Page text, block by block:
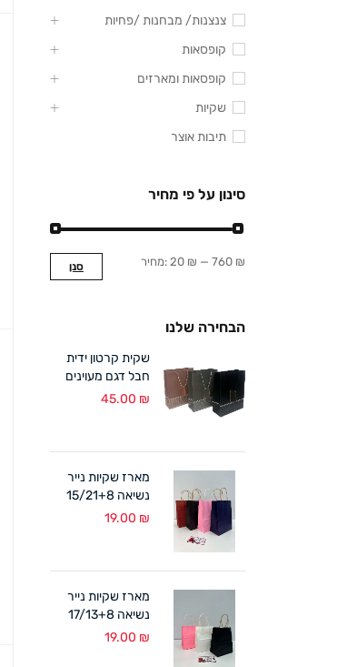
צנצנות/ מבחנות /פחיות
קופסאות
קופסאות ומארזים
שקיות
תיבות אוצר
סינון על פי מחיר
סנן מחיר: 20 ₪ — 760 ₪
הבחירה שלנו
שקית קרטון ידית
חבל דגם מעוינים
45.00 ₪
מארז שקיות נייר
נשיאה 15/21+8
ס"מ ידית מגולגלת
19.00 ₪
מארז שקיות נייר
נשיאה 17/13+8
ס"מ ידית מגולגלת
19.00 ₪